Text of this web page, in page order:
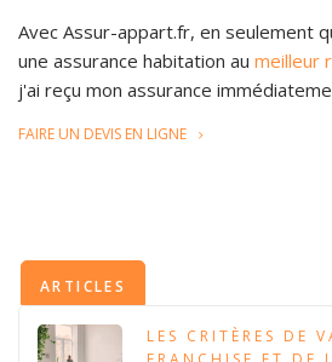
Avec Assur-appart.fr, en seulement
une assurance habitation au meilleur
j'ai reçu mon assurance
FAIRE UN DEVIS EN LIGNE
ARTICLES
LES CRITÈRES DE